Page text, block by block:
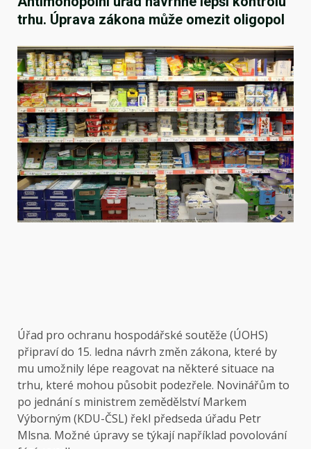
trhu. Úprava zákona může omezit oligopol
Úřad pro ochranu hospodářské soutěže (ÚOHS)
připraví do 15. ledna návrh změn zákona, které by
mu umožnily lépe reagovat na některé situace na
trhu, které mohou působit podezřele. Novinářům to
po jednání s ministrem zemědělství Markem
Výborným (KDU-ČSL) řekl předseda úřadu Petr
Mlsna. Možné úpravy se týkají například povolování